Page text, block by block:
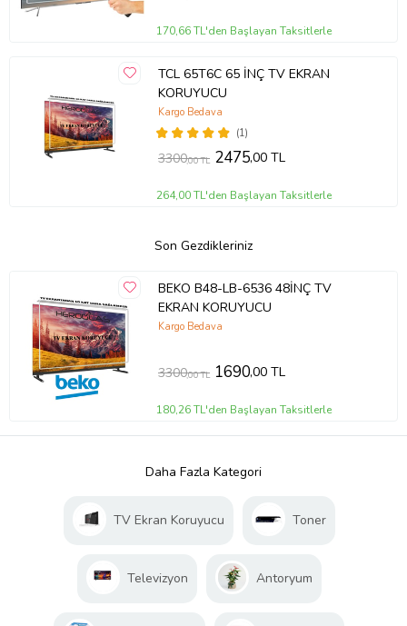
170,66 TL'den Başlayan Taksitlerle
TCL 65T6C 65 İNÇ TV EKRAN
KORUYUCU
(1)
Kargo Bedava
3300,00 TL 2475,00 TL
264,00 TL'den Başlayan Taksitlerle
Son Gezdikleriniz
BEKO B48-LB-6536 48İNÇ TV
EKRAN KORUYUCU
Kargo Bedava
3300,00 TL 1690,00 TL
180,26 TL'den Başlayan Taksitlerle
Daha Fazla Kategori
TV Ekran Koruyucu Toner
Televizyon Antoryum